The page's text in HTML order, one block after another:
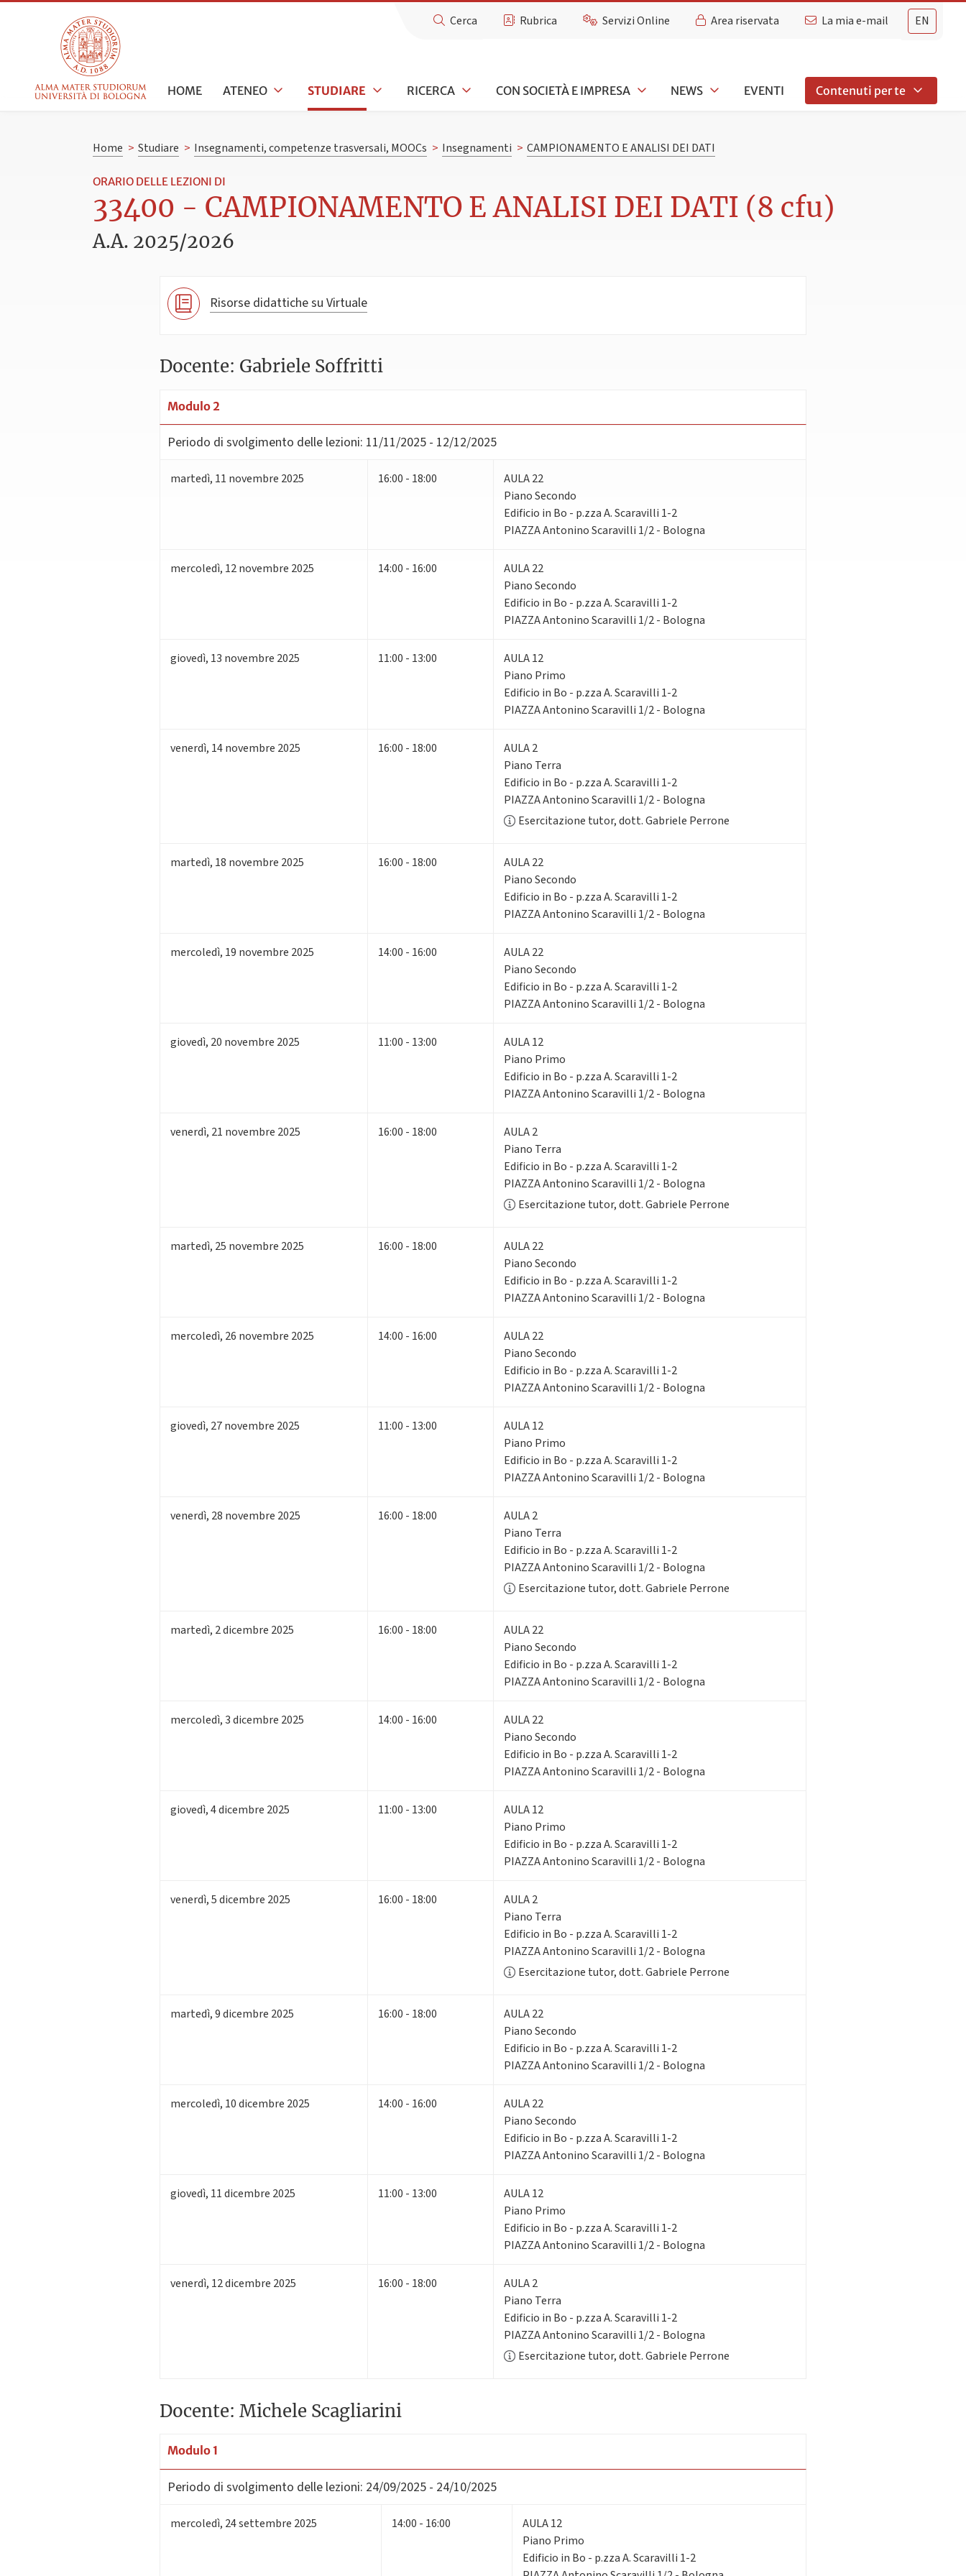
EN
Cerca Rubrica Servizi Online Area riservata La mia e-mail
HOME ATENEO STUDIARE RICERCA CON SOCIETÀ E IMPRESA NEWS EVENTI Contenuti per te
Home > Studiare > Insegnamenti, competenze trasversali, MOOCs > Insegnamenti > CAMPIONAMENTO E ANALISI DEI DATI
ORARIO DELLE LEZIONI DI
33400 - CAMPIONAMENTO E ANALISI DEI DATI (8 cfu)
A.A. 2025/2026
Risorse didattiche su Virtuale
Docente: Gabriele Soffritti
Modulo 2
Periodo di svolgimento delle lezioni: 11/11/2025 - 12/12/2025
martedì, 11 novembre 2025 16:00 - 18:00
AULA 22
Piano Secondo
Edificio in Bo - p.zza A. Scaravilli 1-2
PIAZZA Antonino Scaravilli 1/2 - Bologna
mercoledì, 12novembre 2025 14:00 - 16:00
AULA 22
Piano Secondo
Edificio in Bo - p.zza A. Scaravilli 1-2
PIAZZA Antonino Scaravilli 1/2 - Bologna
giovedì, 13 novembre 2025 11:00 - 13:00
AULA 12
Piano Primo
Edificio in Bo - p.zza A. Scaravilli 1-2
PIAZZA Antonino Scaravilli 1/2 - Bologna
venerdì, 14novembre 2025 16:00 - 18:00
AULA 2
Piano Terra
Edificio in Bo - p.zza A. Scaravilli 1-2
PIAZZA Antonino Scaravilli 1/2 - Bologna
Esercitazione tutor, dott. Gabriele Perrone
martedì, 18 novembre 2025 16:00 - 18:00
AULA 22
Piano Secondo
Edificio in Bo - p.zza A. Scaravilli 1-2
PIAZZA Antonino Scaravilli 1/2 - Bologna
mercoledì, 19 novembre 2025 14:00 - 16:00
AULA 22
Piano Secondo
Edificio in Bo - p.zza A. Scaravilli 1-2
PIAZZA Antonino Scaravilli 1/2 - Bologna
giovedì, 20 novembre 2025 11:00 - 13:00
AULA 12
Piano Primo
Edificio in Bo - p.zza A. Scaravilli 1-2
PIAZZA Antonino Scaravilli 1/2 - Bologna
venerdì, 21 novembre 2025 16:00 - 18:00
AULA 2
Piano Terra
Edificio in Bo - p.zza A. Scaravilli 1-2
PIAZZA Antonino Scaravilli 1/2 - Bologna
Esercitazione tutor, dott. Gabriele Perrone
martedì, 25 novembre 2025 16:00 - 18:00
AULA 22
Piano Secondo
Edificio in Bo - p.zza A. Scaravilli 1-2
PIAZZA Antonino Scaravilli 1/2 - Bologna
mercoledì, 26 novembre 2025 14:00 - 16:00
AULA 22
Piano Secondo
Edificio in Bo - p.zza A. Scaravilli 1-2
PIAZZA Antonino Scaravilli 1/2 - Bologna
giovedì, 27novembre 2025 11:00 - 13:00
AULA 12
Piano Primo
Edificio in Bo - p.zza A. Scaravilli 1-2
PIAZZA Antonino Scaravilli 1/2 - Bologna
venerdì, 28 novembre 2025 16:00 - 18:00
AULA 2
Piano Terra
Edificio in Bo - p.zza A. Scaravilli 1-2
PIAZZA Antonino Scaravilli 1/2 - Bologna
Esercitazione tutor, dott. Gabriele Perrone
martedì, 2dicembre 2025 16:00 - 18:00
AULA 22
Piano Secondo
Edificio in Bo - p.zza A. Scaravilli 1-2
PIAZZA Antonino Scaravilli 1/2 - Bologna
mercoledì,3dicembre 2025 14:00 - 16:00
AULA 22
Piano Secondo
Edificio in Bo - p.zza A. Scaravilli 1-2
PIAZZA Antonino Scaravilli 1/2 - Bologna
giovedì,4dicembre 2025 11:00 - 13:00
AULA 12
Piano Primo
Edificio in Bo - p.zza A. Scaravilli 1-2
PIAZZA Antonino Scaravilli 1/2 - Bologna
venerdì,5dicembre 2025 16:00 - 18:00
AULA 2
Piano Terra
Edificio in Bo - p.zza A. Scaravilli 1-2
PIAZZA Antonino Scaravilli 1/2 - Bologna
Esercitazione tutor, dott. Gabriele Perrone
martedì,9dicembre 2025 16:00 - 18:00
AULA 22
Piano Secondo
Edificio in Bo - p.zza A. Scaravilli 1-2
PIAZZA Antonino Scaravilli 1/2 - Bologna
mercoledì, 10dicembre 2025 14:00 - 16:00
AULA 22
Piano Secondo
Edificio in Bo - p.zza A. Scaravilli 1-2
PIAZZA Antonino Scaravilli 1/2 - Bologna
giovedì, 11dicembre 2025 11:00 - 13:00
AULA 12
Piano Primo
Edificio in Bo - p.zza A. Scaravilli 1-2
PIAZZA Antonino Scaravilli 1/2 - Bologna
venerdì, 12dicembre 2025 16:00 - 18:00
AULA 2
Piano Terra
Edificio in Bo - p.zza A. Scaravilli 1-2
PIAZZA Antonino Scaravilli 1/2 - Bologna
Esercitazione tutor, dott. Gabriele Perrone
Docente: Michele Scagliarini
Modulo 1
Periodo di svolgimento delle lezioni: 24/09/2025 - 24/10/2025
mercoledì, 24settembre 2025 14:00 - 16:00
AULA 12
Piano Primo
Edificio in Bo - p.zza A. Scaravilli 1-2